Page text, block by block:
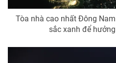
Tòa nhà cao nhất Đông
sắc xanh để